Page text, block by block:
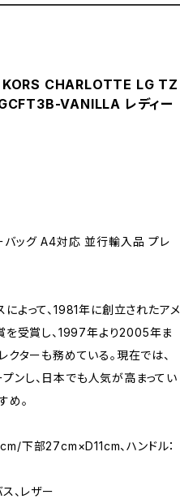
CHARLOTTE LG TZ
VANILLA レディー
ッグ A4対応 並行輸入品 プレ
よって、1981年に創立されたアメ
を受賞し、1997年より2005年ま
クターも務めている。現在では、
ンし、日本でも人気が高まってい
め。
下部27cm×D11cm、ハンドル：
、レザー